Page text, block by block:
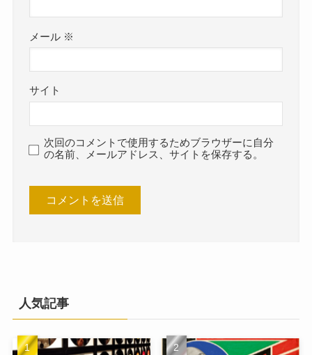
メール ※
サイト
次回のコメントで使用するためブラウザーに自分
の名前、メールアドレス、サイトを保存する。
人気記事